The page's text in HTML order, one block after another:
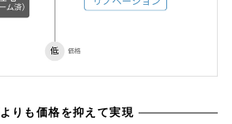
りも価格を抑えて実現